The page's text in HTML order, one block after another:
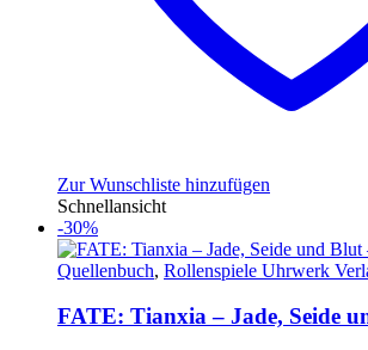
Zur Wunschliste hinzufügen
Schnellansicht
-30%
Quellenbuch, Rollenspiele Uhrwerk
FATE: Tianxia – Jade, Seide